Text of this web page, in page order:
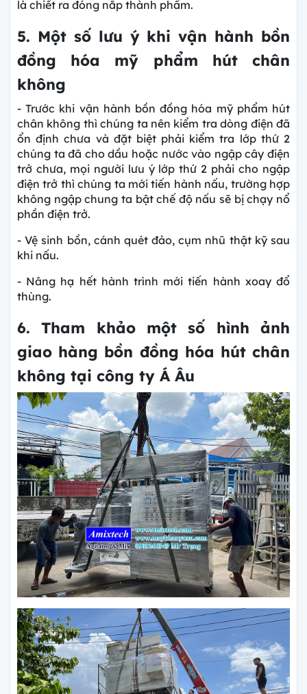
là chiết ra đóng nắp thành phẩm.
5. Một số lưu ý khi vận hành bồn
đồng hóa mỹ phẩm hút chân
không
- Trước khi vận hành bồn đồng hóa mỹ phẩm hút
chân không thì chúng ta nên kiểm tra dòng điện đã
ổn định chưa và đặt biệt phải kiểm tra lớp thứ 2
chúng ta đã cho dầu hoặc nước vào ngập cây điện
trở chưa, mọi người lưu ý lớp thứ 2 phải cho ngập
điện trở thì chúng ta mới tiến hành nấu, trường hợp
không ngập chung ta bật chế độ nấu sẽ bị chạy nổ
phần điện trở.
- Vệ sinh bồn, cánh quét đảo, cụm nhũ thật kỹ sau
khi nấu.
- Nâng hạ hết hành trình mới tiến hành xoay đổ
thùng.
6. Tham khảo một số hình ảnh
giao hàng bồn đồng hóa hút chân
không tại công ty Á Âu